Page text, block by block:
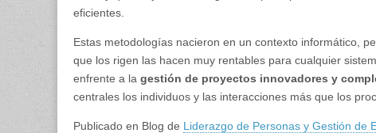
eficientes.
Estas metodologías nacieron en un contexto informático,
que los rigen las hacen muy rentables para cualquier
enfrente a la gestión de proyectos innovadores y
centrales los individuos y las interacciones más que los
Publicado en Blog de Liderazgo de Personas y Gestión de